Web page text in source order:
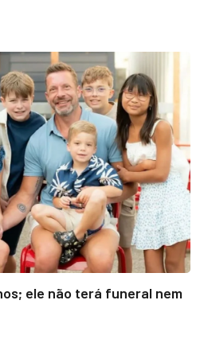
ele não terá funeral nem